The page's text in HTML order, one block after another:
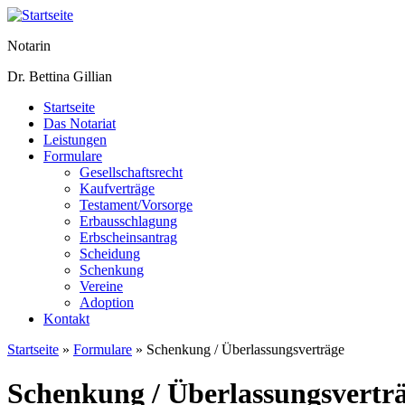
Notarin
Dr. Bettina Gillian
Startseite
Das Notariat
Leistungen
Formulare
Gesellschaftsrecht
Kaufverträge
Testament/Vorsorge
Erbausschlagung
Erbscheinsantrag
Scheidung
Schenkung
Vereine
Adoption
Kontakt
Startseite » Formulare » Schenkung / Überlassungsverträge
Schenkung /